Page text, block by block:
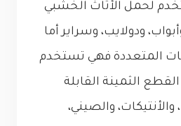
لحمل الأثاث الخشبي
ودولايب، وسراير أما
المتعددة فهي تستخدم
الثمينة القابلة
والصيني،